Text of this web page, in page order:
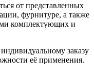
от представленных
фурнитуре, а также
комплектующих и
заказу
её применения.